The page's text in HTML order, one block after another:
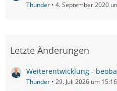
Thunder 4. September 2020
Letzte Änderungen
Weiterentwicklung -
Thunder 29. Juli 2026 um 15:16